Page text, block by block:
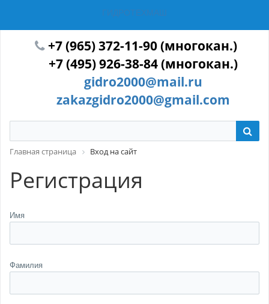
ГИДРОТЕХМАШ
+7 (965) 372-11-90 (многокан.)
+7 (495) 926-38-84 (многокан.)
gidro2000@mail.ru
zakazgidro2000@gmail.com
Главная страница Вход на сайт
Регистрация
Имя
Фамилия